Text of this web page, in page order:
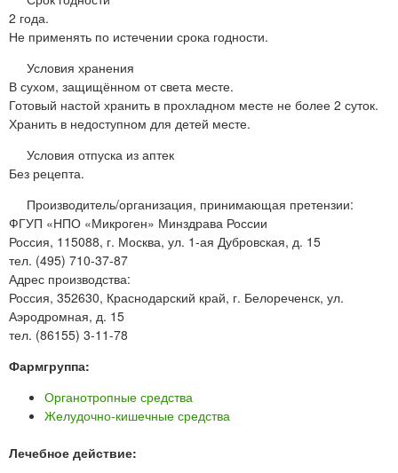
2 года.
Не применять по истечении срока годности.
Условия хранения
В сухом, защищённом от света месте.
Готовый настой хранить в прохладном месте не более 2 суток.
Хранить в недоступном для детей месте.
Условия отпуска из аптек
Без рецепта.
Производитель/организация, принимающая претензии:
ФГУП «НПО «Микроген» Минздрава России
Россия, 115088, г. Москва, ул. 1-ая Дубровская, д. 15
тел. (495) 710-37-87
Адрес производства:
Россия, 352630, Краснодарский край, г. Белореченск, ул.
Аэродромная, д. 15
тел. (86155) 3-11-78
Фармгруппа:
Органотропные средства
Желудочно-кишечные средства
Лечебное действие: